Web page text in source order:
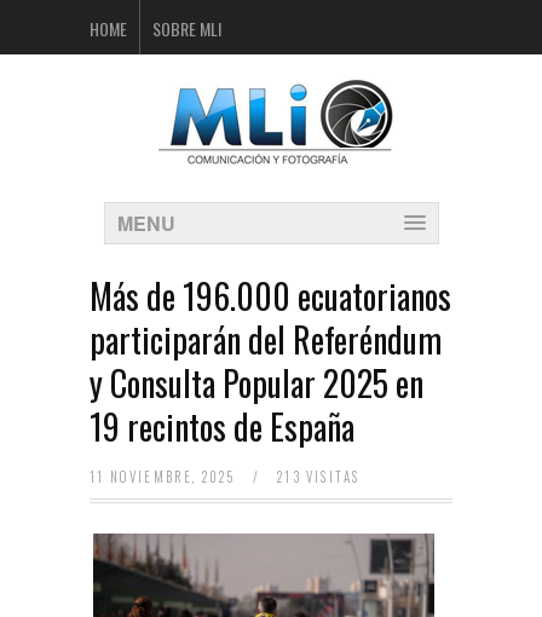
HOME SOBRE MLI
MENU
Más de 196.000 ecuatorianos
participarán del Referéndum
y Consulta Popular 2025 en
19 recintos de España
11 NOVIEMBRE, 2025 / 213 VISITAS